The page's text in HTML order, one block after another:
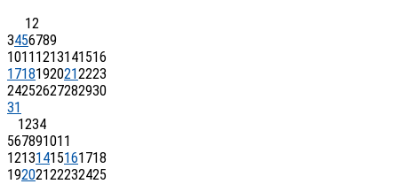
12
3456789
1011 1213141516
17181920212223
24252627282930
31
1234
567891011
12131415161718
19202122232425